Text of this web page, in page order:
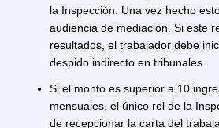
Centro de documentación y
del Trabajo (DT).
Simulador de
Simulador de actualización